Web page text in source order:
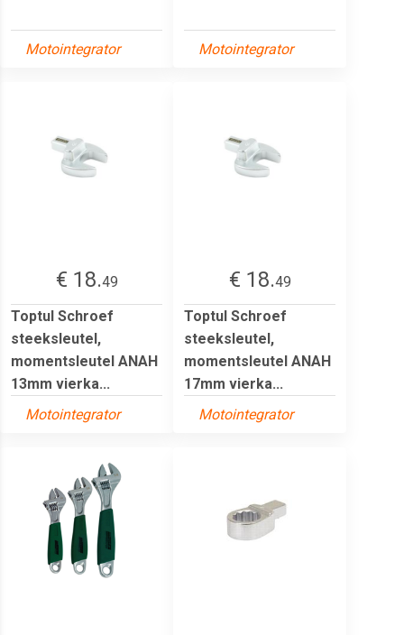
Motointegrator Motointegrator
€ 18.49
Toptul Schroef
steeksleutel,
momentsleutel ANAH
13mm vierka...
Motointegrator
€ 18.49
Toptul Schroef
steeksleutel,
momentsleutel ANAH
17mm vierka...
Motointegrator